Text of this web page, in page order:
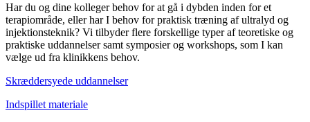
Har du og dine kolleger behov for at gå i dybden inden for et
terapiområde, eller har I behov for praktisk træning af ultralyd og
injektionsteknik? Vi tilbyder flere forskellige typer af teoretiske og
praktiske uddannelser samt symposier og workshops, som I kan
vælge ud fra klinikkens behov.
Skræddersyede uddannelser
Indspillet materiale